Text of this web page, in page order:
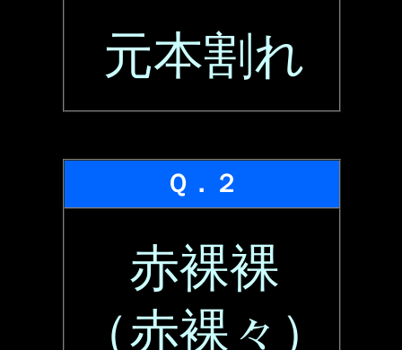
元本割れ
Ｑ．２
赤裸裸
（赤裸々）